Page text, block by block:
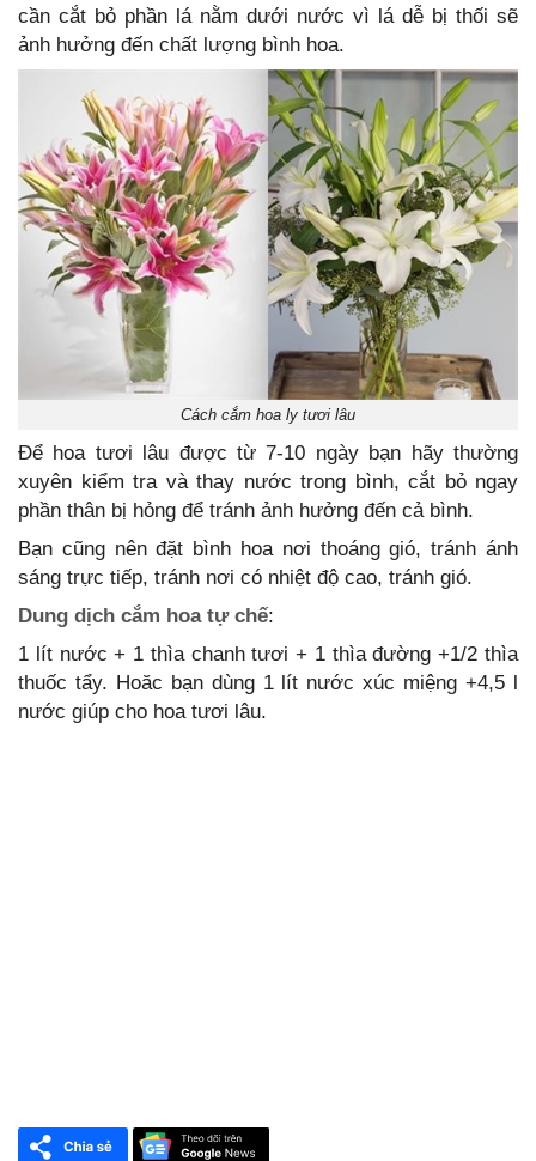
cần cắt bỏ phần lá nằm dưới nước vì lá dễ bị thối sẽ
ảnh hưởng đến chất lượng bình hoa.
Cách cắm hoa ly tươi lâu
Để hoa tươi lâu được từ 7-10 ngày bạn hãy thường
xuyên kiểm tra và thay nước trong bình, cắt bỏ ngay
phần thân bị hỏng để tránh ảnh hưởng đến cả bình.
Bạn cũng nên đặt bình hoa nơi thoáng gió, tránh ánh
sáng trực tiếp, tránh nơi có nhiệt độ cao, tránh gió.
Dung dịch cắm hoa tự chế:
1 lít nước + 1 thìa chanh tươi + 1 thìa đường +1/2 thìa
thuốc tẩy. Hoăc bạn dùng 1 lít nước xúc miệng +4,5 l
nước giúp cho hoa tươi lâu.